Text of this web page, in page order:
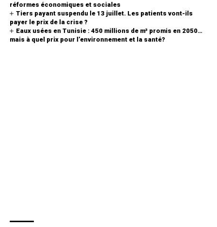
réformes économiques et sociales
Tiers payant suspendu le 13 juillet. Les patients vont-ils
payer le prix de la crise ?
Eaux usées en Tunisie : 450 millions de m³ promis en 2050…
mais à quel prix pour l’environnement et la santé?